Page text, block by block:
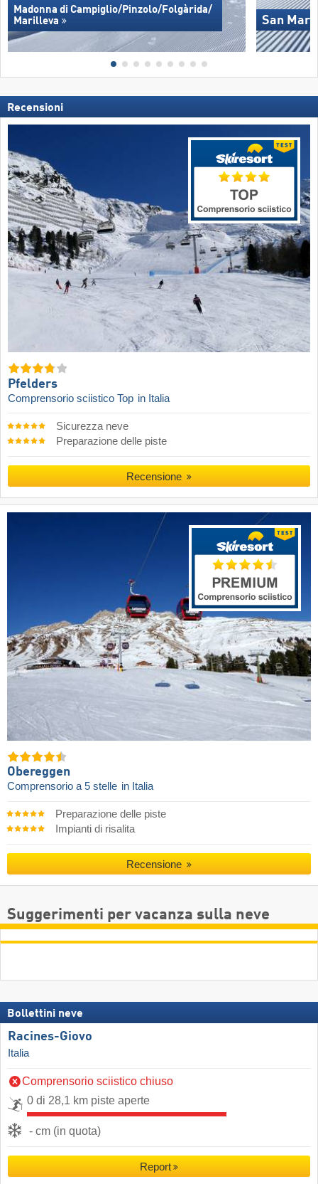
Madonna di Campiglio/​Pinzolo/​Folgàrida/​
Marilleva
San
Recensioni
Pfelders
Comprensorio sciistico Top in Italia
Sicurezza neve
Preparazione delle piste
Recensione
Obereggen
Comprensorio a 5 stelle in Italia
Preparazione delle piste
Impianti di risalita
Recensione
Suggerimenti per vacanza sulla neve
Bollettini neve
Racines-Giovo
Italia
Comprensorio sciistico chiuso
0 di 28,1 km piste aperte
- cm (in quota)
Report